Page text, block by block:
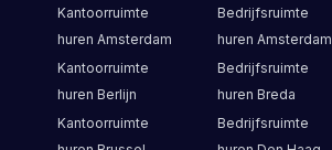
Kantoorruimte
huren Amsterdam
Kantoorruimte
huren Berlijn
Kantoorruimte
Bedrijfsruimte
huren Amsterdam
Bedrijfsruimte
huren Breda
Bedrijfsruimte